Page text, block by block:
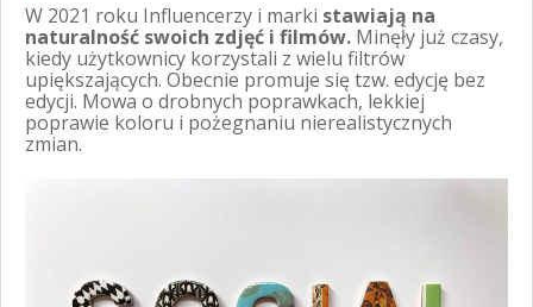
W 2021 roku Influencerzy i marki stawiają na
naturalność swoich zdjęć i filmów. Minęły już czasy,
kiedy użytkownicy korzystali z wielu filtrów
upiększających. Obecnie promuje się tzw. edycję bez
edycji. Mowa o drobnych poprawkach, lekkiej
poprawie koloru i pożegnaniu nierealistycznych
zmian.